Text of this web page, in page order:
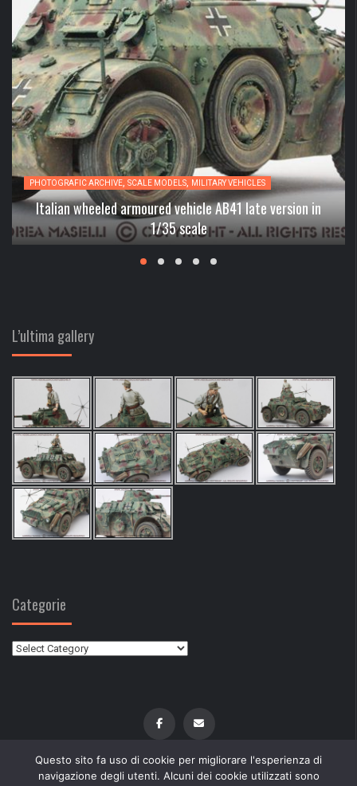
PHOTOGRAFIC ARCHIVE, SCALE MODELS, MILITARY VEHICLES
Italian wheeled armoured vehicle AB41 late version in
1/35 scale
L’ultima gallery
Categorie
Categorie
Questo sito fa uso di cookie per migliorare l'esperienza di
navigazione degli utenti. Alcuni dei cookie utilizzati sono